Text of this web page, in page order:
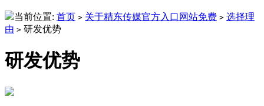
当前位置: 首页 > 关于精东传媒官方入口网站免费 > 选择理
由 > 研发优势
研发优势